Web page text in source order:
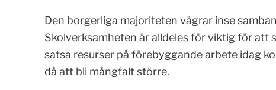
Den borgerliga majoriteten vägrar inse
Skolverksamheten är alldeles för viktig för att
satsa resurser på förebyggande arbete idag
då att bli mångfalt större.